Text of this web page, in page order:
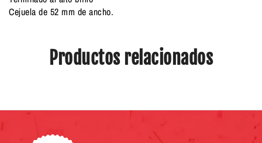
Cejuela de 52 mm de ancho.
Productos relacionados